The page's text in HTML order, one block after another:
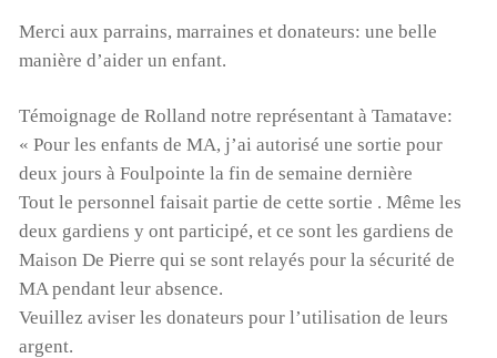
Merci aux parrains, marraines et donateurs: une belle
manière d’aider un enfant.
Témoignage de Rolland notre représentant à Tamatave:
« Pour les enfants de MA, j’ai autorisé une sortie pour
deux jours à Foulpointe la fin de semaine dernière
Tout le personnel faisait partie de cette sortie . Même les
deux gardiens y ont participé, et ce sont les gardiens de
Maison De Pierre qui se sont relayés pour la sécurité de
MA pendant leur absence.
Veuillez aviser les donateurs pour l’utilisation de leurs
argent.